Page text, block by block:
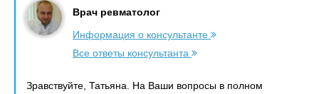
Врач ревматолог
Информация о консультанте
Все ответы консультанта
Зравствуйте, Татьяна. На Ваши вопросы в полном